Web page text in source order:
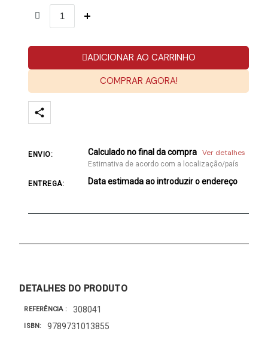
ADICIONAR AO CARRINHO
COMPRAR AGORA!
ENVIO: Calculado no final da compra Ver detalhes
Estimativa de acordo com a localização/país
ENTREGA: Data estimada ao introduzir o endereço
DETALHES DO PRODUTO
REFERÊNCIA 308041
ISBN 9789731013855